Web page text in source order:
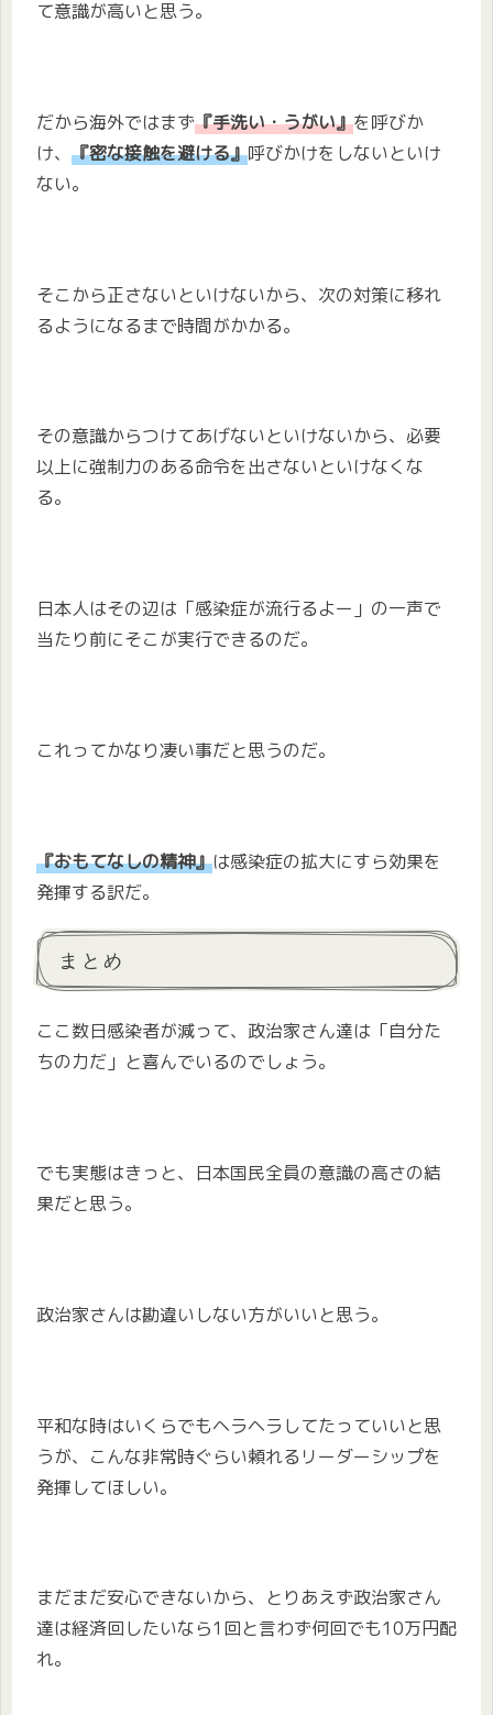
て意識が高いと思う。
だから海外ではまず『手洗い・うがい』を呼びか
け、 『密な接触を避ける』呼びかけをしないといけ
ない。
そこから正さないといけないから、次の対策に移れ
るようになるまで時間がかかる。
その意識からつけてあげないといけないから、必要
以上に強制力のある命令を出さないといけなくな
る。
日本人はその辺は「感染症が流行るよー」の一声で
当たり前にそこが実行できるのだ。
これってかなり凄い事だと思うのだ。
『おもてなしの精神』は感染症の拡大にすら効果を
発揮する訳だ。
まとめ
ここ数日感染者が減って、政治家さん達は「自分た
ちの力だ」と喜んでいるのでしょう。
でも実態はきっと、日本国民全員の意識の高さの結
果だと思う。
政治家さんは勘違いしない方がいいと思う。
平和な時はいくらでもヘラヘラしてたっていいと思
うが、こんな非常時ぐらい頼れるリーダーシップを
発揮してほしい。
まだまだ安心できないから、とりあえず政治家さん
達は経済回したいなら1回と言わず何回でも10万円配
れ。